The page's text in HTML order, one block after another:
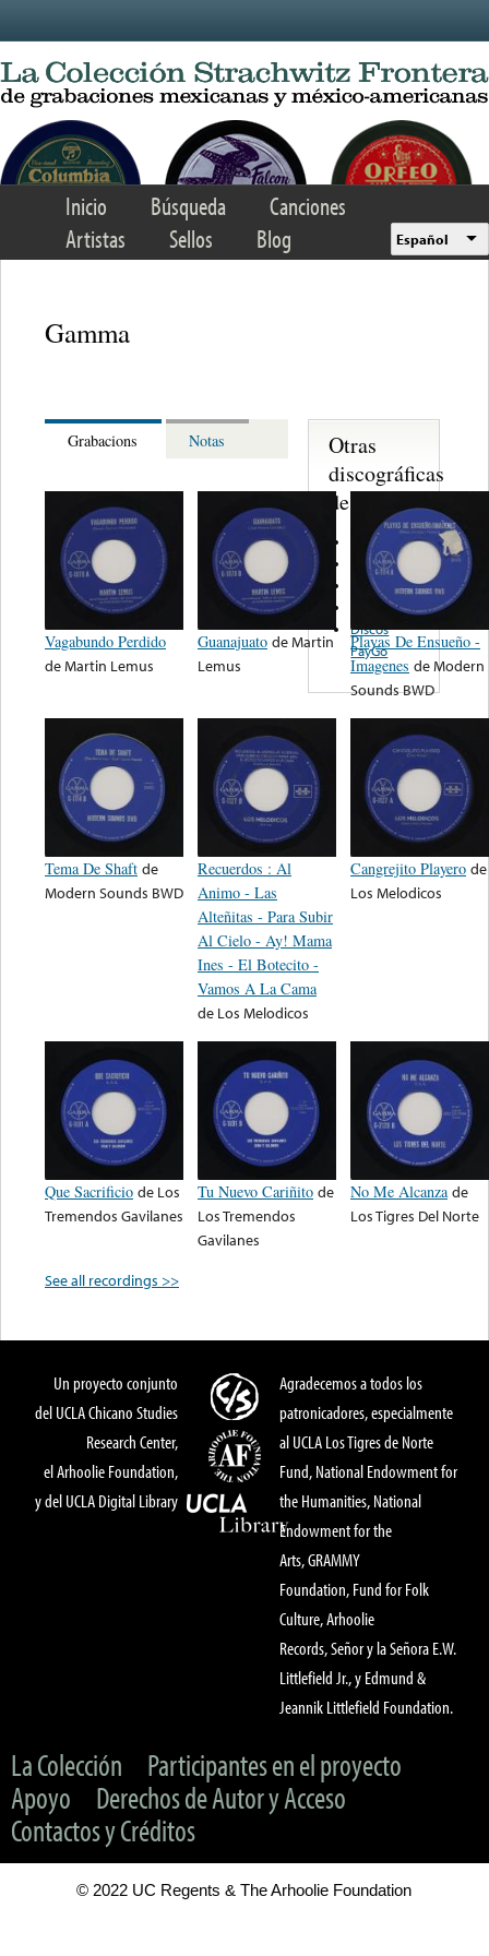
Inicio Búsqueda
Canciones
Artistas
Sellos Blog Español
Gamma
Grabacions Notas
Vagabundo Perdido
deMartin Lemus
Guanajuato deMartin
Lemus
Playas De Ensueño -
Imagenes deModern
Sounds BWD
Tema De Shaft de
Modern Sounds BWD
Recuerdos : Al
Animo - Las
Alteñitas - Para Subir
Al Cielo - Ay! Mama
Ines - El Botecito -
Vamos A La Cama
de Los Melodicos
Cangrejito Playero de
Los Melodicos
Que Sacrificio de Los
Tremendos Gavilanes
Tu Nuevo Cariñito de
Los Tremendos
Gavilanes
No Me Alcanza de
Los Tigres Del Norte
See all recordings >>
Otras
discográficas
de nota ...
Gavi Records
Del Rio - SA
Marsol
Discos Viva
Discos
PayGo
Un proyecto conjunto
del UCLA Chicano Studies
Research Center,
el Arhoolie Foundation,
y del UCLA Digital Library
Agradecemos a todos los
patronicadores, especialmente
al UCLA Los Tigres de Norte
Fund, National Endowment for
the Humanities, National
Endowment for the
Arts, GRAMMY
Foundation, Fund for Folk
Culture, Arhoolie
Records, Señor y la Señora E.W.
Littlefield Jr., y Edmund &
Jeannik Littlefield Foundation.
La Colección
Participantes en el proyecto
Apoyo
Derechos de Autor y Acceso
Contactos y Créditos
© 2022 UC Regents & The Arhoolie Foundation